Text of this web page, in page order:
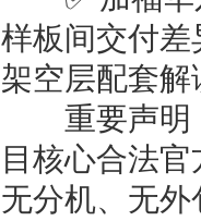
样板间交付
架空层配套
重要声明：
目核心合法
无分机、无